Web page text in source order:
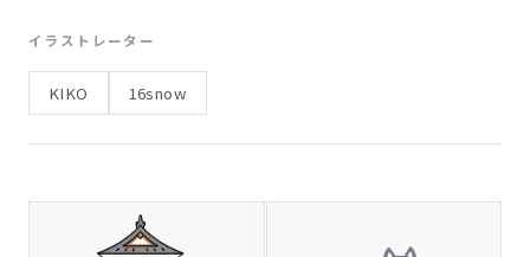
9月
うれしい
運動
日常生活
お大事に
イラストレーター
KIKO 16snow